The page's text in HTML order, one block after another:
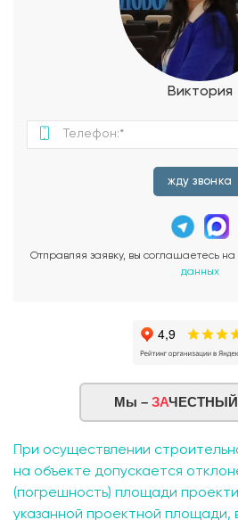
"Москвичка" - это модификация
дома "Тюменка", построенного в
более 10 раз. Коттедж "Москвичка"
подобную славу и стать хитом
Виктория
жду звонка
Отправляя заявку, вы соглашаетесь на
данных
Мы – ЗА
При осуществлении
на объекте допускается
(погрешность) площади
указанной проектной площади,